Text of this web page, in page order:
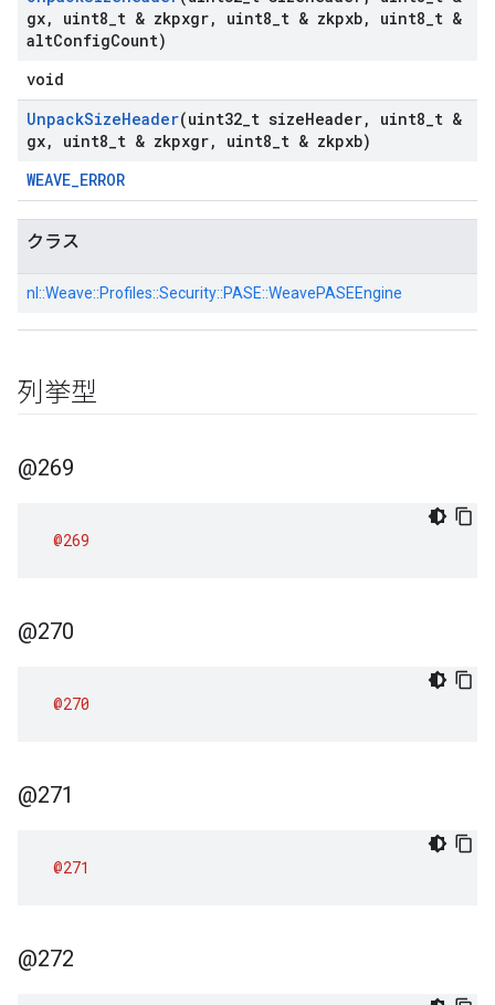
gx, uint8 t & zkpxgr, uint8 t & zkpxb, uint8 t &
altConfigCount)
void
UnpackSizeHeader(uint32 t sizeHeader, uint8 t &
gx, uint8 t & zkpxgr, uint8 t & zkpxb)
WEAVE_ERROR
クラス
nl::Weave::Profiles::Security::PASE::WeavePASEEngine
列挙型
@269
@269
@270
@270
@271
@271
@272